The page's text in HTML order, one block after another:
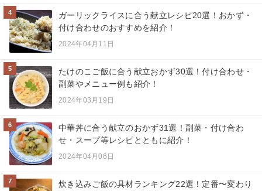
4
ガーリックライスに合う献立レシピ20選！おかず・
付け合わせのおすすめを紹介！
2024年04月11日
5
たけのこご飯に合う献立おかず30選！付け合わせ・
副菜やメニュー例も紹介！
2024年03月19日
6
中華丼に合う献立のおかず31選！副菜・付け合わ
せ・スープ等レシピとともに紹介！
2024年04月06日
7
炊き込みご飯の具材ランキング22選！定番〜変わり